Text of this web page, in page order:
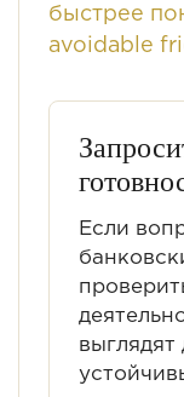
быстрее
avoidable
Если